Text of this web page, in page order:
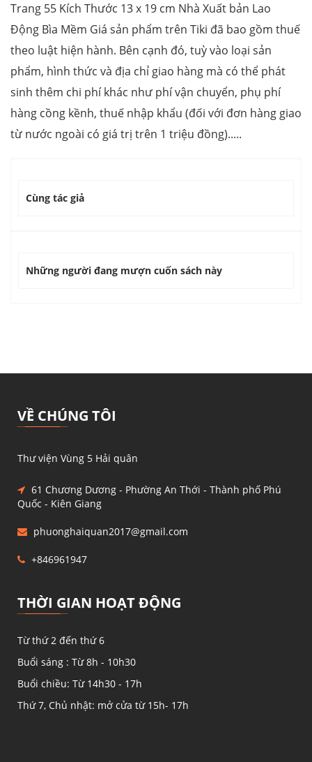
Trang 55 Kích Thước 13 x 19 cm Nhà Xuất bản Lao
Động Bìa Mềm Giá sản phẩm trên Tiki đã bao gồm thuế
theo luật hiện hành. Bên cạnh đó, tuỳ vào loại sản
phẩm, hình thức và địa chỉ giao hàng mà có thể phát
sinh thêm chi phí khác như phí vận chuyển, phụ phí
hàng cồng kềnh, thuế nhập khẩu (đối với đơn hàng giao
từ nước ngoài có giá trị trên 1 triệu đồng).....
Cùng tác giả
Những người đang mượn cuốn sách này
VỀ CHÚNG TÔI
Thư viện Vùng 5 Hải quân
61 Chương Dương - Phường An Thới - Thành phố Phú
Quốc - Kiên Giang
phuonghaiquan2017@gmail.com
+846961947
THỜI GIAN HOẠT ĐỘNG
Từ thứ 2 đến thứ 6
Buổi sáng : Từ 8h - 10h30
Buổi chiều: Từ 14h30 - 17h
Thứ 7, Chủ nhật: mở cửa từ 15h- 17h